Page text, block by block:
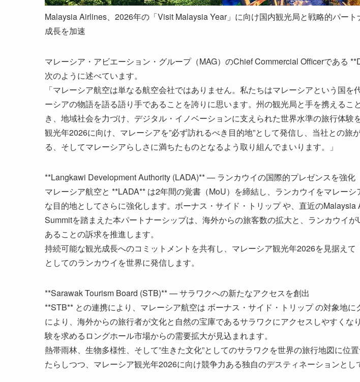
Malaysia Airlines、2026年の「Visit Malaysia Year」に向け国内観光局と戦略的パー
成長を加速
マレーシア・アビエーション・グループ（MAG）のChief Commercial Officerである
次のように述べています。
「マレーシア航空は単なる航空会社ではありません。私たちはマレーシアという国を
ーシアの物語を語る語り手であることを誇りに思います。州の観光局と手を携えるこ
き、地域社会を力づけ、デジタル・イノベーションに支えられた世界水準の旅行体験
観光年2026に向け、マレーシアを”必ず訪れるべき目的地”として発信し、当社との旅
る、そしてマレーシアらしさに満ちたものとなるよう取り組んでまいります。」
**Langkawi Development Authority (LADA)** — ランカウイの国際的プレゼンスを強化
マレーシア航空と **LADA** は2年間の覚書（MoU）を締結し、ランカウイをマレーシ
な目的地としてさらに強化します。ボーナス・サイド・トリップ や、直近のMalaysia
Summitを踏まえた本パートナーシップは、海外からの旅客数の拡大と、ランカウイ
あることの訴求を推進します。
持続可能な観光成長へのコミットメントを共有し、マレーシア観光年2026を見据えて
としてのランカウイを世界に発信します。
**Sarawak Tourism Board (STB)** — サラワクへの新たなアクセスを創出
**STB** との連携により、マレーシア航空は ボーナス・サイド・トリップ の対象地
により、海外からの旅行者が文化と自然の宝庫であるサラワクにアクセスしやすくな
験を求めるロングホール市場からの需要拡大が見込まれます。
熱帯雨林、生物多様性、そして”生きた文化”としてのサラワクを世界の旅行地図に位
たらしつつ、マレーシア観光年2026に向け競争力ある独自のデスティネーションとし